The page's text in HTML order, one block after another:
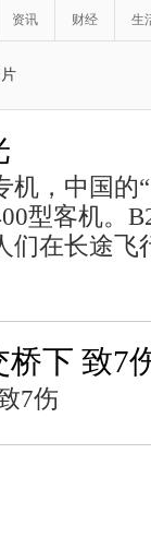
资讯 财经 生
，中国的
型客机。
们在长途飞
下 致7
7伤